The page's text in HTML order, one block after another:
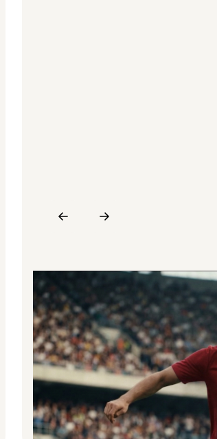
Whitepaper
neurotrim im Fußball
Erfahren Sie, wie das neurotrim
Anforderungen im Profifußball
Verletzungsrisiken systematisch
Präzision in entscheidenden
wissenschaftlich fundiert zu